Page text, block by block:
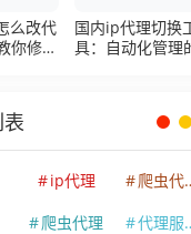
么改代
你修改
国内ip代理切换
具：自动化管理
ip代理
爬虫代理ip
爬虫代理
代理服务器